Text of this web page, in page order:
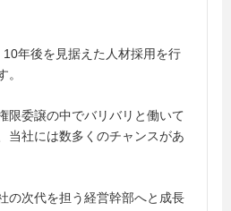
年後を見据えた人材採用を行
。
限委譲の中でバリバリと働いて
当社には数多くのチャンスがあ
の次代を担う経営幹部へと成長